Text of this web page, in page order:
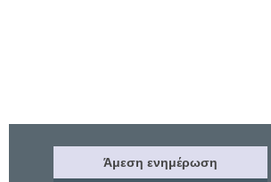
Άμεση ενημέρωση